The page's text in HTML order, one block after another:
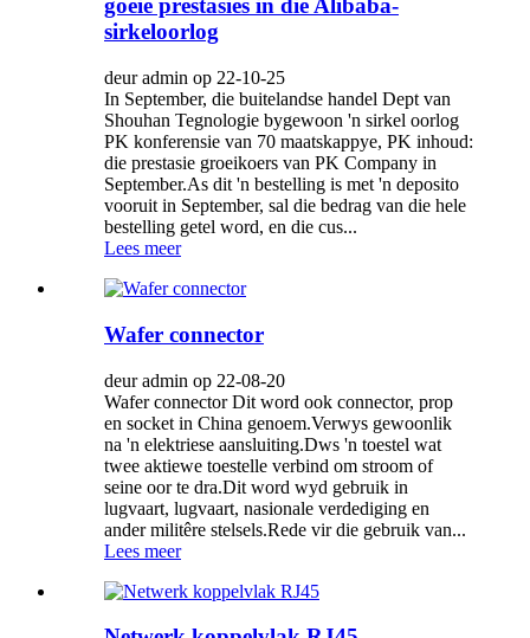
goeie prestasies in die Alibaba-
sirkeloorlog
deur admin op 22-10-25
In September, die buitelandse handel Dept van
Shouhan Tegnologie bygewoon 'n sirkel oorlog
PK konferensie van 70 maatskappye, PK inhoud:
die prestasie groeikoers van PK Company in
September.As dit 'n bestelling is met 'n deposito
vooruit in September, sal die bedrag van die hele
bestelling getel word, en die cus...
Lees meer
Wafer connector
deur admin op 22-08-20
Wafer connector Dit word ook connector, prop
en socket in China genoem.Verwys gewoonlik
na 'n elektriese aansluiting.Dws 'n toestel wat
twee aktiewe toestelle verbind om stroom of
seine oor te dra.Dit word wyd gebruik in
lugvaart, lugvaart, nasionale verdediging en
ander militêre stelsels.Rede vir die gebruik van...
Lees meer